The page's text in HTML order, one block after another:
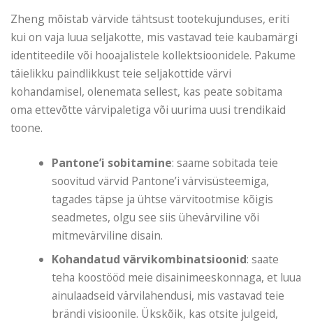
Zheng mõistab värvide tähtsust tootekujunduses, eriti
kui on vaja luua seljakotte, mis vastavad teie kaubamärgi
identiteedile või hooajalistele kollektsioonidele. Pakume
täielikku paindlikkust teie seljakottide värvi
kohandamisel, olenemata sellest, kas peate sobitama
oma ettevõtte värvipaletiga või uurima uusi trendikaid
toone.
Pantone’i sobitamine: saame sobitada teie
soovitud värvid Pantone’i värvisüsteemiga,
tagades täpse ja ühtse värvitootmise kõigis
seadmetes, olgu see siis ühevärviline või
mitmevärviline disain.
Kohandatud värvikombinatsioonid: saate
teha koostööd meie disainimeeskonnaga, et luua
ainulaadseid värvilahendusi, mis vastavad teie
brändi visioonile. Ükskõik, kas otsite julgeid,